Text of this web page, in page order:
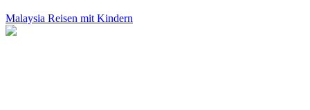
Malaysia Reisen mit Kindern